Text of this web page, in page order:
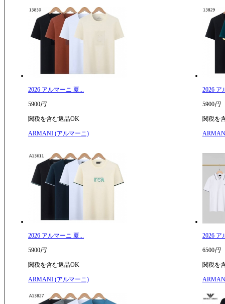
2026 アルマーニ 夏...
5900円
関税を含む返品OK
ARMANI (アルマーニ)
2026 ア
5900円
関税を
2026 アルマーニ 夏...
5900円
関税を含む返品OK
ARMANI (アルマーニ)
2026 ア
6500円
関税を